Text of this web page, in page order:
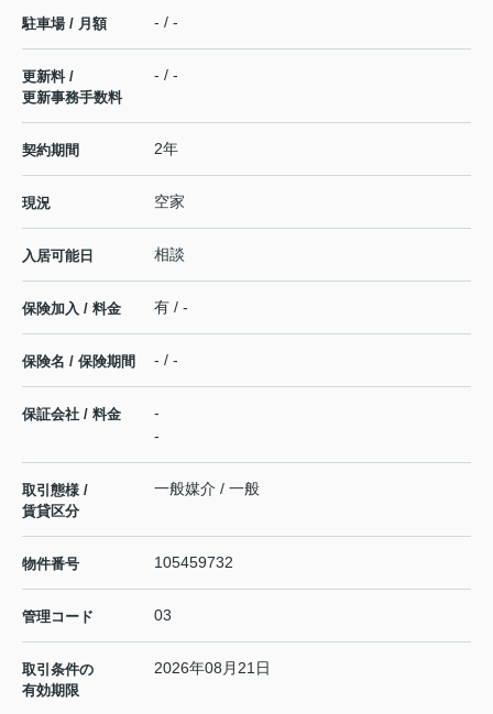
駐車場 / 月額 - / -
更新料 /
更新事務手数料
- / -
契約期間 2年
現況 空家
入居可能日 相談
保険加入 / 料金 有 / -
保険名 / 保険期間 - / -
保証会社 / 料金
-
-
取引態様 /
賃貸区分
一般媒介 / 一般
物件番号 105459732
管理コード 03
取引条件の
有効期限
2026年08月21日